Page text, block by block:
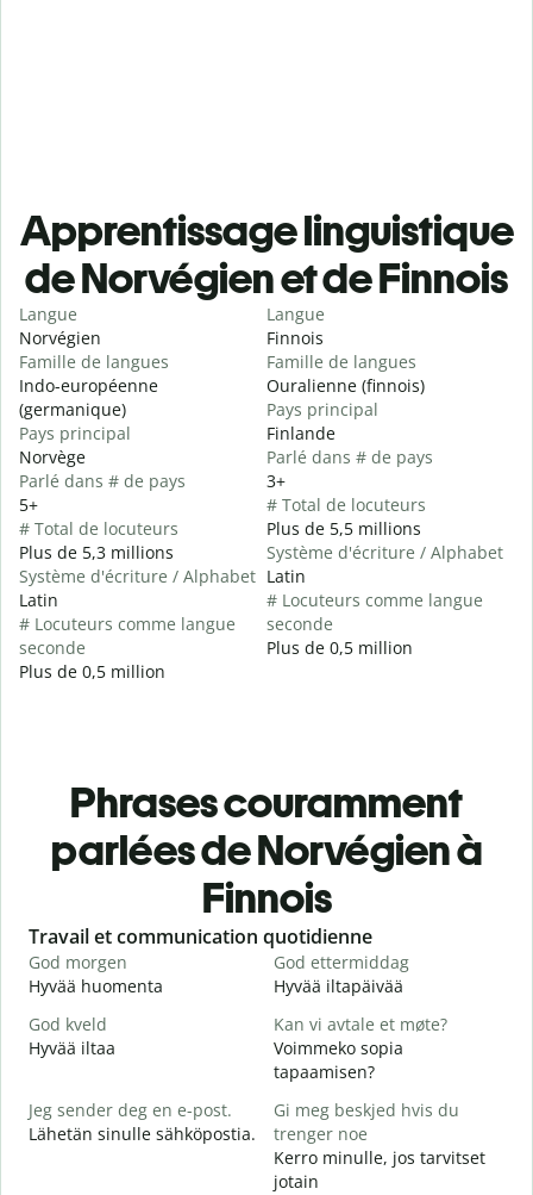
Apprentissage linguistique
de Norvégien et de Finnois
Langue
Norvégien
Famille de langues
Indo-européenne
(germanique)
Pays principal
Norvège
Parlé dans # de pays
5+
# Total de locuteurs
Plus de 5,3 millions
Système d'écriture / Alphabet
Latin
# Locuteurs comme langue
seconde
Plus de 0,5 million
Langue
Finnois
Famille de langues
Ouralienne (finnois)
Pays principal
Finlande
Parlé dans # de pays
3+
# Total de locuteurs
Plus de 5,5 millions
Système d'écriture / Alphabet
Latin
# Locuteurs comme langue
seconde
Plus de 0,5 million
Phrases couramment
parlées de Norvégien à
Finnois
Slide 1 of 6
Travail et communication quotidienne
God morgen
Hyvää huomenta
God ettermiddag
Hyvää iltapäivää
God kveld
Hyvää iltaa
Kan vi avtale et møte?
Voimmeko sopia
tapaamisen?
Jeg sender deg en e-post.
Lähetän sinulle sähköpostia.
Gi meg beskjed hvis du
trenger noe
Kerro minulle, jos tarvitset
jotain